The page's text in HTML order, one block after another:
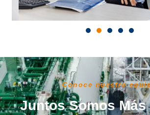
Conoce nuestro
Juntos Somos Más